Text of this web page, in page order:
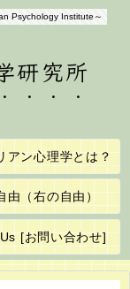
Psychology Institute～
研究所
アン心理学とは？
由（右の自由）
[お問い合わせ]